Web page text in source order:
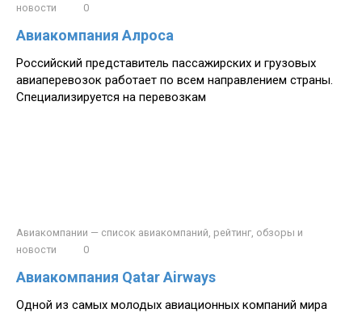
новости
0
Авиакомпания Алроса
Российский представитель пассажирских и грузовых
авиаперевозок работает по всем направлением страны.
Специализируется на перевозкам
Авиакомпании — список авиакомпаний, рейтинг, обзоры и
новости
0
Авиакомпания Qatar Airways
Одной из самых молодых авиационных компаний мира